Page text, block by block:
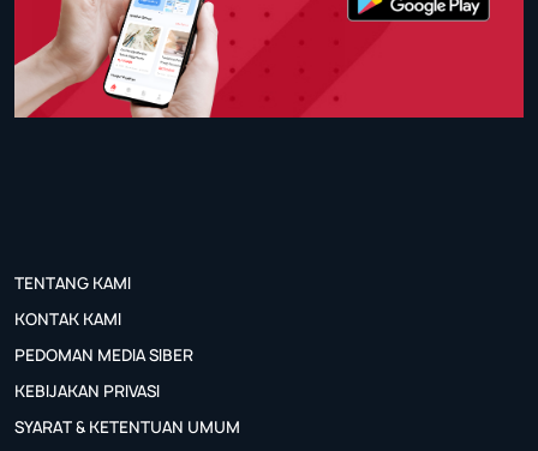
TENTANG KAMI
KONTAK KAMI
PEDOMAN MEDIA SIBER
KEBIJAKAN PRIVASI
SYARAT & KETENTUAN UMUM